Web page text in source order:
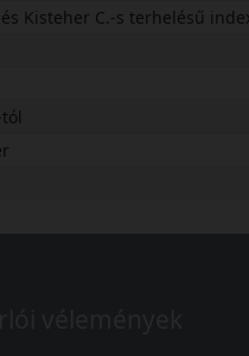
Kisteher C.-s terhelésű